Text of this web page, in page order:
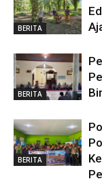
BERITA
BERITA
BERITA